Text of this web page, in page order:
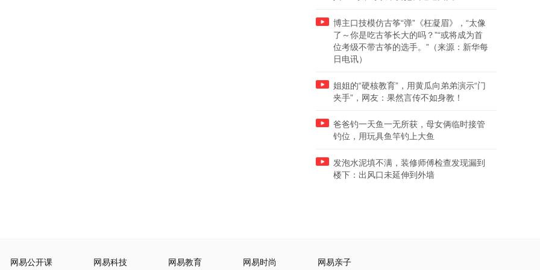
博主口技模仿古筝“弹”《枉凝眉》，“太像
了～你是吃古筝长大的吗？”“或将成为首
位考级不带古筝的选手。”（来源：新华每
日电讯）
姐姐的“硬核教育”，用黄瓜向弟弟演示“门
夹手”，网友：果然言传不如身教！
爸爸钓一天鱼一无所获，母女俩临时接管
钓位，用玩具鱼竿钓上大鱼
发泡水泥填不满，装修师傅检查发现漏到
楼下：出风口未延伸到外墙
网易公开课 网易科技 网易教育 网易时尚 网易亲子